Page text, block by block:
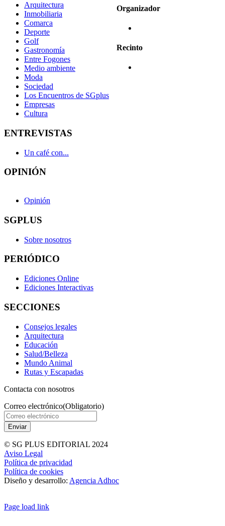
Organizador
Recinto
Arquitectura
Inmobiliaria
Comarca
Deporte
Golf
Gastronomía
Entre Fogones
Medio ambiente
Moda
Sociedad
Los Encuentros de SGplus
Empresas
Cultura
ENTREVISTAS
Un café con...
OPINIÓN
Opinión
SGPLUS
Sobre nosotros
PERIÓDICO
Ediciones Online
Ediciones Interactivas
SECCIONES
Consejos legales
Arquitectura
Educación
Salud/Belleza
Mundo Animal
Rutas y Escapadas
Contacta con nosotros
Correo electrónico(Obligatorio)
© SG PLUS EDITORIAL 2024
Aviso Legal
Política de privacidad
Política de cookies
Diseño y desarrollo: Agencia Adhoc
Page load link